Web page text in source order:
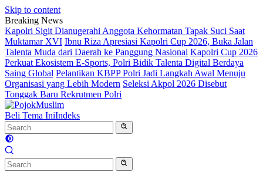
Skip to content
Breaking News
Kapolri Sigit Dianugerahi Anggota Kehormatan Tapak Suci Saat
Muktamar XVI Ibnu Riza Apresiasi Kapolri Cup 2026, Buka Jalan
Talenta Muda dari Daerah ke Panggung Nasional Kapolri Cup 2026
Perkuat Ekosistem E-Sports, Polri Bidik Talenta Digital Berdaya
Saing Global Pelantikan KBPP Polri Jadi Langkah Awal Menuju
Organisasi yang Lebih Modern Seleksi Akpol 2026 Disebut
Tonggak Baru Rekrutmen Polri
Beli Tema IniIndeks